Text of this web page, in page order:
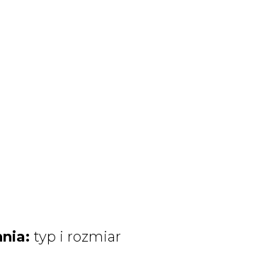
typ i rozmiar